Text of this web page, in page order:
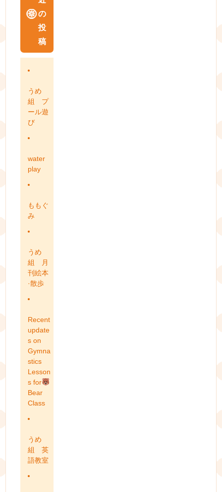
の
投
稿
うめ
組 プ
ール遊
び
water
play
ももぐ
み
うめ
組 月
刊絵本
·散歩
Recent
update
s on
Gymna
stics
Lesson
s for
Bear
Class
うめ
組 英
語教室